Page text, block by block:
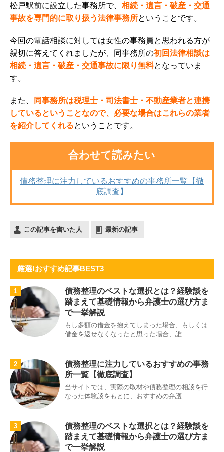
松戸駅前に設立した事務所で、 相続・遺言・破産・交通
事故を専門的に取り扱う法律事務所ということです。
今回の電話相談に対しては女性の事務員と思われる方が
親切に答えてくれましたが、
同事務所の初回法律相談は
相続・遺言・破産・交通事故に限り無料となっていま
す。
また、
同事務所は税理士・司法書士・不動産業者と連携
しているということなので、 必要な場合はこれらの業者
を紹介してくれるということです。
合わせて読みたい
債務整理に注力しているおすすめの事務所一覧【徹
底調査】
この記事を書いた人 最新の記事
厳選!おすすめ記事BEST3
1
債務整理のベストな選択とは？経験談を
踏まえて基礎情報から弁護士の選び方ま
で一挙解説
もし多額の借金を抱えてしまった場合、もしくは
借金を返せなくなったと思った場合、誰 ...
2
債務整理に注力しているおすすめの事務
所一覧【徹底調査】
当サイトでは、実際の取材や債務整理の相談を行
なった体験談をもとに、おすすめの弁護 ...
3
債務整理のベストな選択とは？経験談を
踏まえて基礎情報から弁護士の選び方ま
で一挙解説